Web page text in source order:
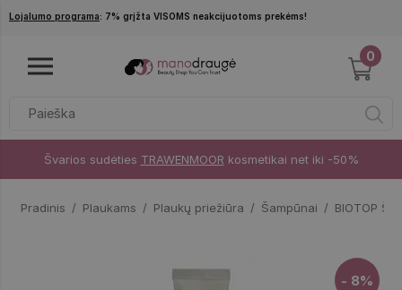
Pereiti į pagrindinį turinį
Lojalumo programa: 7% grįžta VISOMS neakcijuotoms prekėms!
0
Švarios sudėties TRAWENMOOR kosmetikai net iki -50%
Pradinis Plaukams Plaukų priežiūra Šampūnai BIOTOP
- 8%